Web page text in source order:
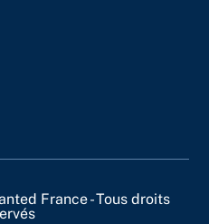
France - Tous droits